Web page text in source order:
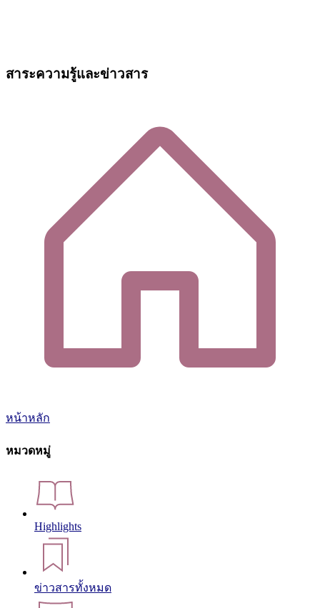
สาระความรู้และข่าวสาร
หน้าหลัก
หมวดหมู่
Highlights
ข่าวสารทั้งหมด